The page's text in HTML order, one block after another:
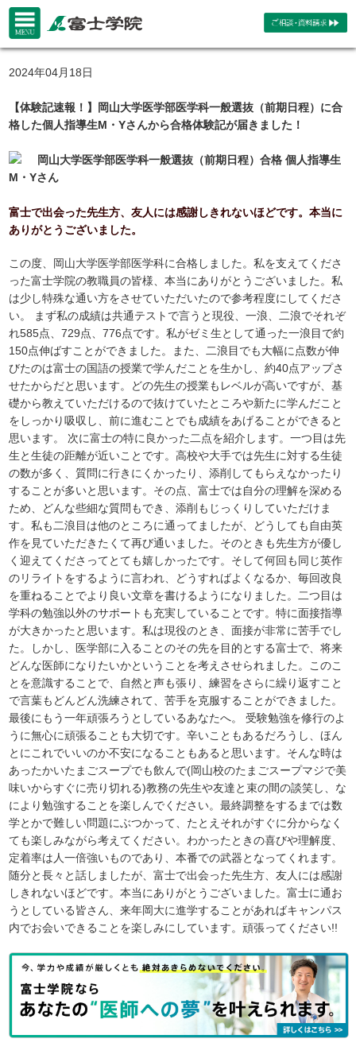
2024年04月18日
【体験記速報！】岡山大学医学部医学科一般選抜（前期日程）に合
格した個人指導生M・Yさんから合格体験記が届きました！
岡山大学医学部医学科一般選抜（前期日程）合格 個人指導生
M・Yさん
富士で出会った先生方、友人には感謝しきれないほどです。本当に
ありがとうございました。
この度、岡山大学医学部医学科に合格しました。私を支えてくださ
った富士学院の教職員の皆様、本当にありがとうございました。私
は少し特殊な通い方をさせていただいたので参考程度にしてくださ
い。 まず私の成績は共通テストで言うと現役、一浪、二浪でそれぞ
れ585点、729点、776点です。私がゼミ生として通った一浪目で約
150点伸ばすことができました。また、二浪目でも大幅に点数が伸
びたのは富士の国語の授業で学んだことを生かし、約40点アップさ
せたからだと思います。どの先生の授業もレベルが高いですが、基
礎から教えていただけるので抜けていたところや新たに学んだこと
をしっかり吸収し、前に進むことでも成績をあげることができると
思います。 次に富士の特に良かった二点を紹介します。一つ目は先
生と生徒の距離が近いことです。高校や大手では先生に対する生徒
の数が多く、質問に行きにくかったり、添削してもらえなかったり
することが多いと思います。その点、富士では自分の理解を深める
ため、どんな些細な質問もでき、添削もじっくりしていただけま
す。私も二浪目は他のところに通ってましたが、どうしても自由英
作を見ていただきたくて再び通いました。そのときも先生方が優し
く迎えてくださってとても嬉しかったです。そして何回も同じ英作
のリライトをするように言われ、どうすればよくなるか、毎回改良
を重ねることでより良い文章を書けるようになりました。二つ目は
学科の勉強以外のサポートも充実していることです。特に面接指導
が大きかったと思います。私は現役のとき、面接が非常に苦手でし
た。しかし、医学部に入ることのその先を目的とする富士で、将来
どんな医師になりたいかということを考えさせられました。このこ
とを意識することで、自然と声も張り、練習をさらに繰り返すこと
で言葉もどんどん洗練されて、苦手を克服することができました。
最後にもう一年頑張ろうとしているあなたへ。 受験勉強を修行のよ
うに無心に頑張ることも大切です。辛いこともあるだろうし、ほん
とにこれでいいのか不安になることもあると思います。そんな時は
あったかいたまごスープでも飲んで(岡山校のたまごスープマジで美
味いからすぐに売り切れる)教務の先生や友達と束の間の談笑し、な
により勉強することを楽しんでください。最終調整をするまでは数
学とかで難しい問題にぶつかって、たとえそれがすぐに分からなく
ても楽しみながら考えてください。わかったときの喜びや理解度、
定着率は人一倍強いものであり、本番での武器となってくれます。
随分と長々と話しましたが、富士で出会った先生方、友人には感謝
しきれないほどです。本当にありがとうございました。富士に通お
うとしている皆さん、来年岡大に進学することがあればキャンパス
内でお会いできることを楽しみにしています。頑張ってください!!